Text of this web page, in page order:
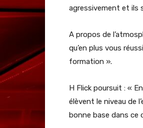
agressivement et
A propos de
qu’en plus vous
formation ».
H Flick poursuit : «
élèvent le niveau de
bonne base dans ce